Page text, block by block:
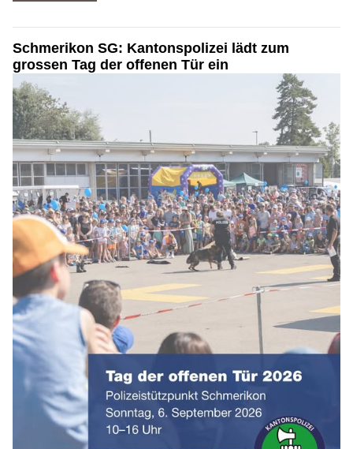
Schmerikon SG: Kantonspolizei lädt zum
grossen Tag der offenen Tür ein